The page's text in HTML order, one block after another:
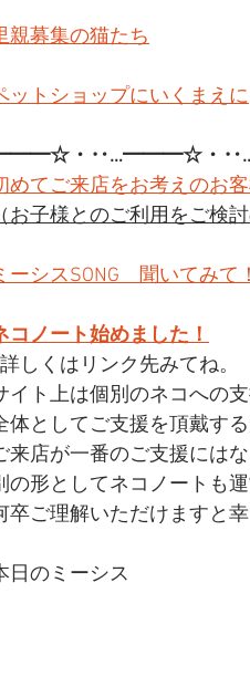
親募集の猫たち
ットショップにいくまえに
・‥…━━━☆・
めてご来店をお考えのお
（お子様とのご利用をご検
ーシスSONG　聞いてみて！
コノート始めました！
しくはリンク先みてね。
イト上は個別のネコへの
体としてご支援を頂戴す
来店が一番のご支援にはな
の形としてネコノートも
卒ご理解いただけますと幸
日のミーシス